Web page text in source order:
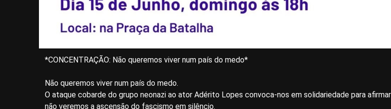
*CONCENTRAÇÃO: Não queremos viver num país do medo*
Não queremos viver num país do medo.
O ataque cobarde do grupo neonazi ao ator Adérito Lopes convoca-nos em solidariedade para
não veremos a ascensão do fascismo em silêncio.